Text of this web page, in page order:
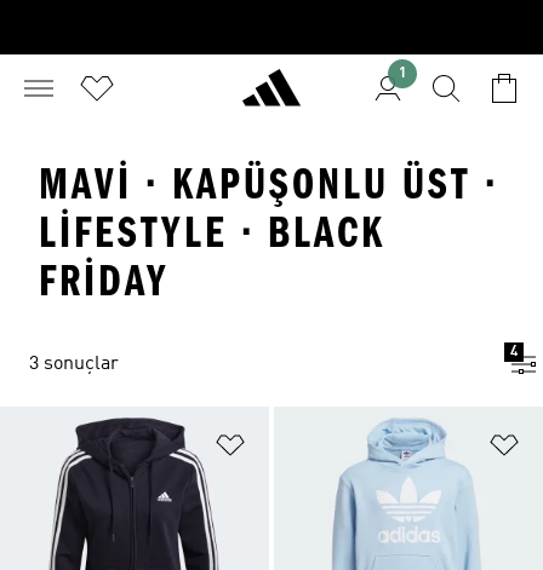
1
MAVI · KAPÜŞONLU ÜST ·
LIFESTYLE · BLACK
FRIDAY
3 sonuçlar
4
Favori Listesine Ekle